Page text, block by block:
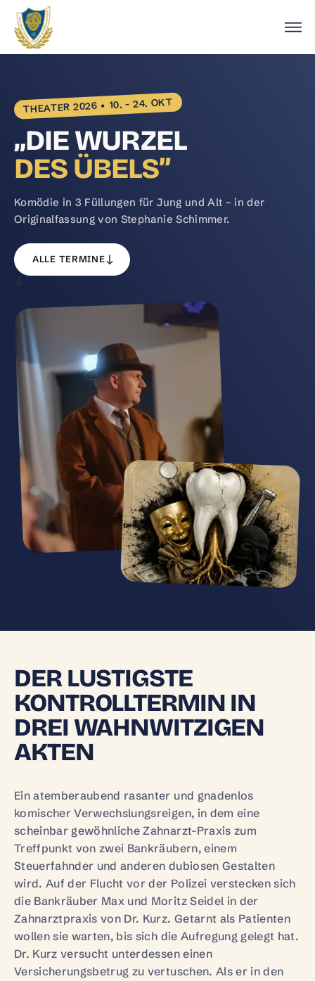
THEATER 2026 • 10. - 24. OKT
„DIE WURZEL
DES ÜBELS”
Komödie in 3 Füllungen für Jung und Alt – in der
Originalfassung von Stephanie Schimmer.
ALLE TERMINE
DER LUSTIGSTE
KONTROLLTERMIN IN
DREI WAHNWITZIGEN
AKTEN
Ein atemberaubend rasanter und gnadenlos
komischer Verwechslungsreigen, in dem eine
scheinbar gewöhnliche Zahnarzt-Praxis zum
Treffpunkt von zwei Bankräubern, einem
Steuerfahnder und anderen dubiosen Gestalten
wird. Auf der Flucht vor der Polizei verstecken sich
die Bankräuber Max und Moritz Seidel in der
Zahnarztpraxis von Dr. Kurz. Getarnt als Patienten
wollen sie warten, bis sich die Aufregung gelegt hat.
Dr. Kurz versucht unterdessen einen
Versicherungsbetrug zu vertuschen. Als er in den